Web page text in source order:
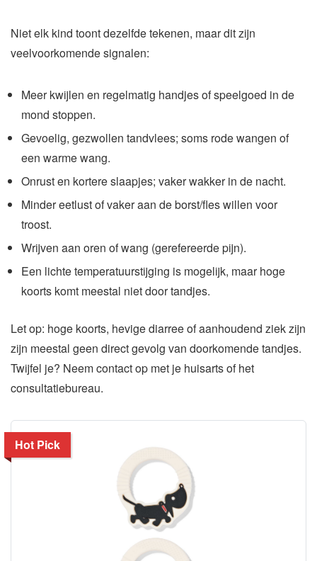
Niet elk kind toont dezelfde tekenen, maar dit zijn
veelvoorkomende signalen:
Meer kwijlen en regelmatig handjes of speelgoed in de
mond stoppen.
Gevoelig, gezwollen tandvlees; soms rode wangen of
een warme wang.
Onrust en kortere slaapjes; vaker wakker in de nacht.
Minder eetlust of vaker aan de borst/fles willen voor
troost.
Wrijven aan oren of wang (gerefereerde pijn).
Een lichte temperatuurstijging is mogelijk, maar hoge
koorts komt meestal niet door tandjes.
Let op: hoge koorts, hevige diarree of aanhoudend ziek zijn
zijn meestal geen direct gevolg van doorkomende tandjes.
Twijfel je? Neem contact op met je huisarts of het
consultatiebureau.
Hot Pick